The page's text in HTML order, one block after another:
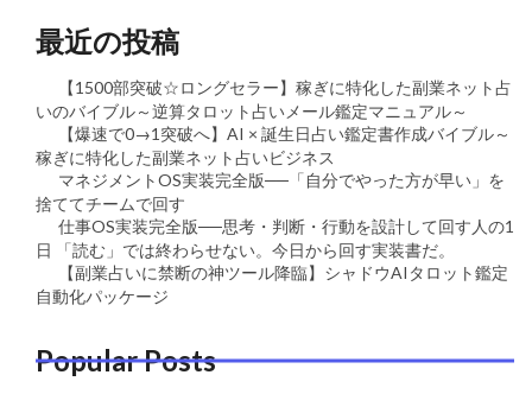
最近の投稿
【1500部突破☆ロングセラー】稼ぎに特化した副業ネット占
いのバイブル～逆算タロット占いメール鑑定マニュアル～
【爆速で0→1突破へ】AI × 誕生日占い鑑定書作成バイブル～
稼ぎに特化した副業ネット占いビジネス
マネジメントOS実装完全版──「自分でやった方が早い」を
捨ててチームで回す
仕事OS実装完全版──思考・判断・行動を設計して回す人の1
日 「読む」では終わらせない。今日から回す実装書だ。
【副業占いに禁断の神ツール降臨】シャドウAIタロット鑑定
自動化パッケージ
Popular Posts